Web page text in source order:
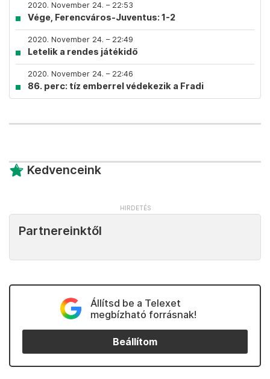
2020. November 24. – 22:53
Vége, Ferencváros-Juventus: 1-2
2020. November 24. – 22:49
Letelik a rendes játékidő
2020. November 24. – 22:46
86. perc: tíz emberrel védekezik a Fradi
Kedvenceink
Partnereinktől
Állítsd be a Telexet
megbízható forrásnak!
Beállítom